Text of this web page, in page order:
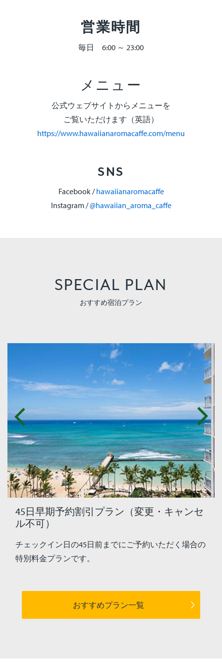
営業時間
毎日 6:00 ～ 23:00
メニュー
公式ウェブサイトからメニューを
ご覧いただけます（英語）
https://www.hawaiianaromacaffe.com/menu
SNS
Facebook /hawaiianaromacaffe
Instagram /@hawaiian_aroma_caffe
SPECIAL PLAN
おすすめ宿泊プラン
45日早期予約割引プラン（変更・キャンセ
ル不可）
チェックイン日の45日前までにご予約いただく場合の
特別料金プランです。
おすすめプラン一覧